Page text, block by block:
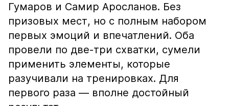
Гумаров и Самир Аросланов. Без
призовых мест, но с полным набором
первых эмоций и впечатлений. Оба
провели по две-три схватки, сумели
применить элементы, которые
разучивали на тренировках. Для
первого раза — вполне достойный